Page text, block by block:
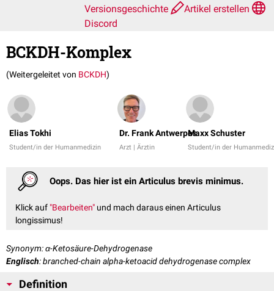
Versionsgeschichte
Artikel erstellen
Discord
BCKDH-Komplex
(Weitergeleitet von BCKDH)
Elias Tokhi
Student/in der Humanmedizin
Dr. Frank Antwerpes
Arzt | Ärztin
Maxx Schuster
Student/in der
Oops. Das hier ist ein Articulus brevis minimus.
Klick auf "Bearbeiten" und mach daraus einen Articulus
longissimus!
Synonym: α-Ketosäure-Dehydrogenase
Englisch: branched-chain alpha-ketoacid dehydrogenase complex
Definition